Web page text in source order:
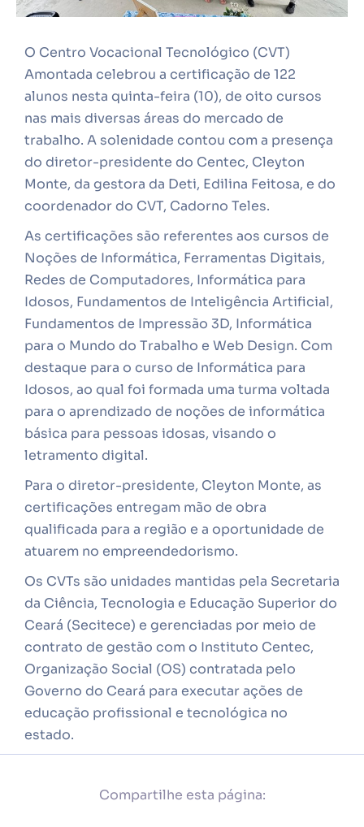
O Centro Vocacional Tecnológico (CVT)
Amontada celebrou a certificação de 122
alunos nesta quinta-feira (10), de oito cursos
nas mais diversas áreas do mercado de
trabalho. A solenidade contou com a presença
do diretor-presidente do Centec, Cleyton
Monte, da gestora da Deti, Edilina Feitosa, e do
coordenador do CVT, Cadorno Teles.
As certificações são referentes aos cursos de
Noções de Informática, Ferramentas Digitais,
Redes de Computadores, Informática para
Idosos, Fundamentos de Inteligência Artificial,
Fundamentos de Impressão 3D, Informática
para o Mundo do Trabalho e Web Design. Com
destaque para o curso de Informática para
Idosos, ao qual foi formada uma turma voltada
para o aprendizado de noções de informática
básica para pessoas idosas, visando o
letramento digital.
Para o diretor-presidente, Cleyton Monte, as
certificações entregam mão de obra
qualificada para a região e a oportunidade de
atuarem no empreendedorismo.
Os CVTs são unidades mantidas pela Secretaria
da Ciência, Tecnologia e Educação Superior do
Ceará (Secitece) e gerenciadas por meio de
contrato de gestão com o Instituto Centec,
Organização Social (OS) contratada pelo
Governo do Ceará para executar ações de
educação profissional e tecnológica no
estado.
Compartilhe esta página: